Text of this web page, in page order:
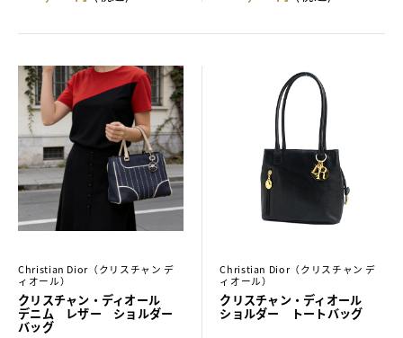
Christian Dior（クリスチャン デ
ィオール）
クリスチャン・ディオール
デニム レザー ショルダー
バッグ
Christian Dior（クリスチャン デ
ィオール）
クリスチャン・ディオール
ショルダー トートバッグ